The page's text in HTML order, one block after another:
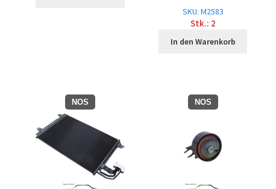
SKU: M2583
Stk.: 2
In den Warenkorb
NOS NOS